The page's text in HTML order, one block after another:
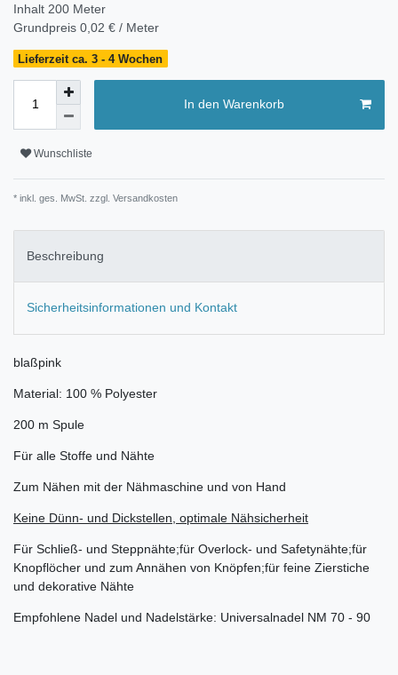
Inhalt 200 Meter
Grundpreis 0,02 € / Meter
Lieferzeit ca. 3 - 4 Wochen
In den Warenkorb
Wunschliste
* inkl. ges. MwSt. zzgl. Versandkosten
Beschreibung
Sicherheitsinformationen und Kontakt
blaßpink
Material: 100 % Polyester
200 m Spule
Für alle Stoffe und Nähte
Zum Nähen mit der Nähmaschine und von Hand
Keine Dünn- und Dickstellen, optimale Nähsicherheit
Für Schließ- und Steppnähte;für Overlock- und Safetynähte;für
Knopflöcher und zum Annähen von Knöpfen;für feine Zierstiche
und dekorative Nähte
Empfohlene Nadel und Nadelstärke: Universalnadel NM 70 - 90